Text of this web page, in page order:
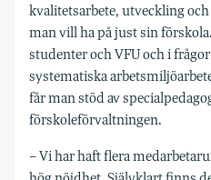
kvalitetsarbete, utveckling
man vill ha på just sin
studenter och VFU och i
systematiska
får man stöd av
förskoleförvaltningen.
– Vi har haft flera